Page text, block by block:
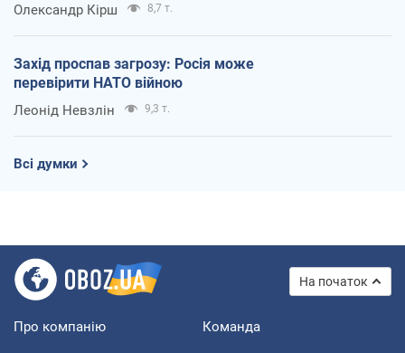
Олександр Кірш 8,7 т.
Захід проспав загрозу: Росія може
перевірити НАТО війною
Леонід Невзлін 9,3 т.
Всі думки
На початок
Про компанію Команда